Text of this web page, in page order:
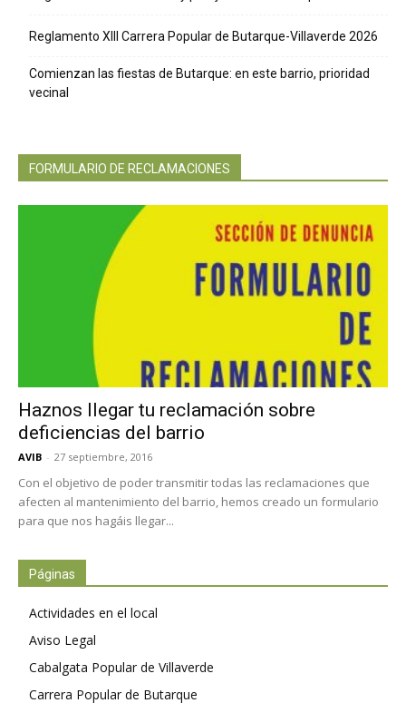
Reglamento XIII Carrera Popular de Butarque-Villaverde 2026
Comienzan las fiestas de Butarque: en este barrio, prioridad
vecinal
FORMULARIO DE RECLAMACIONES
Haznos llegar tu reclamación sobre
deficiencias del barrio
AVIB - 27 septiembre, 2016
Con el objetivo de poder transmitir todas las reclamaciones que
afecten al mantenimiento del barrio, hemos creado un formulario
para que nos hagáis llegar...
Páginas
Actividades en el local
Aviso Legal
Cabalgata Popular de Villaverde
Carrera Popular de Butarque